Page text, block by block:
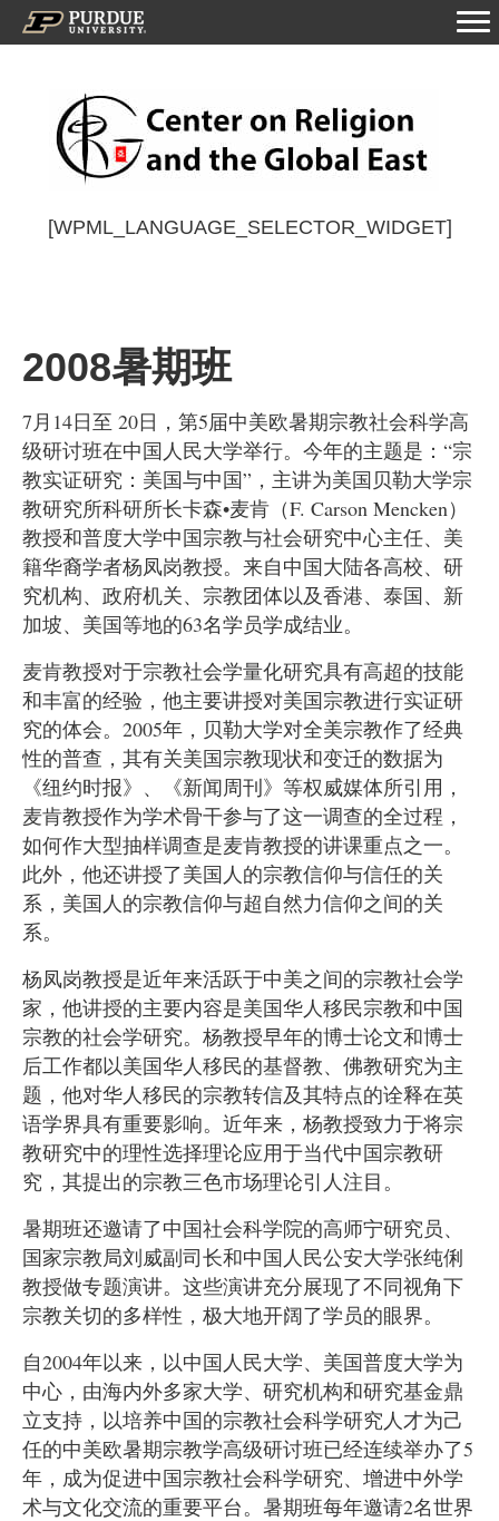
[WPML_LANGUAGE_SELECTOR_WIDGET]
2008暑期班
7月14日至 20日，第5届中美欧暑期宗教社会科学高
级研讨班在中国人民大学举行。今年的主题是：“宗
教实证研究：美国与中国”，主讲为美国贝勒大学宗
教研究所科研所长卡森•麦肯（F. Carson Mencken）
教授和普度大学中国宗教与社会研究中心主任、美
籍华裔学者杨凤岗教授。来自中国大陆各高校、研
究机构、政府机关、宗教团体以及香港、泰国、新
加坡、美国等地的63名学员学成结业。
麦肯教授对于宗教社会学量化研究具有高超的技能
和丰富的经验，他主要讲授对美国宗教进行实证研
究的体会。2005年，贝勒大学对全美宗教作了经典
性的普查，其有关美国宗教现状和变迁的数据为
《纽约时报》、《新闻周刊》等权威媒体所引用，
麦肯教授作为学术骨干参与了这一调查的全过程，
如何作大型抽样调查是麦肯教授的讲课重点之一。
此外，他还讲授了美国人的宗教信仰与信任的关
系，美国人的宗教信仰与超自然力信仰之间的关
系。
杨凤岗教授是近年来活跃于中美之间的宗教社会学
家，他讲授的主要内容是美国华人移民宗教和中国
宗教的社会学研究。杨教授早年的博士论文和博士
后工作都以美国华人移民的基督教、佛教研究为主
题，他对华人移民的宗教转信及其特点的诠释在英
语学界具有重要影响。近年来，杨教授致力于将宗
教研究中的理性选择理论应用于当代中国宗教研
究，其提出的宗教三色市场理论引人注目。
暑期班还邀请了中国社会科学院的高师宁研究员、
国家宗教局刘威副司长和中国人民公安大学张纯俐
教授做专题演讲。这些演讲充分展现了不同视角下
宗教关切的多样性，极大地开阔了学员的眼界。
自2004年以来，以中国人民大学、美国普度大学为
中心，由海内外多家大学、研究机构和研究基金鼎
立支持，以培养中国的宗教社会科学研究人才为己
任的中美欧暑期宗教学高级研讨班已经连续举办了5
年，成为促进中国宗教社会科学研究、增进中外学
术与文化交流的重要平台。暑期班每年邀请2名世界